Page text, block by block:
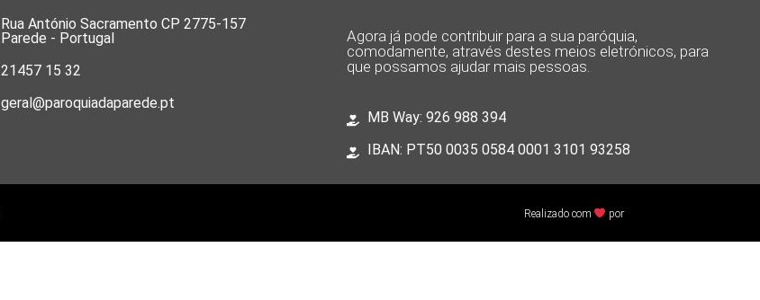
Rua António Sacramento CP 2775-157
Parede - Portugal
21457 15 32
geral@paroquiadaparede.pt
Agora já pode contribuir para a sua paróquia,
comodamente, através destes meios eletrónicos, para
que possamos ajudar mais pessoas.
MB Way: 926 988 394
IBAN: PT50 0035 0584 0001 3101 93258
Realizado com por